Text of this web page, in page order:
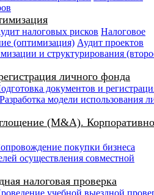
налоговых рисков Налоговое
(оптимизация) Аудит проектов
и структурирования
личного фонда
документов и
Разработка модели использования
(M&A).
покупки бизнеса
осуществления совместной
налоговая проверка
учебной выездной